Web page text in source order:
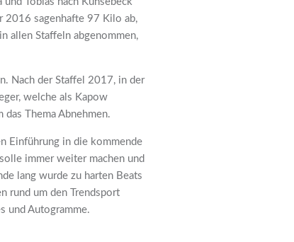
2016 sagenhafte 97 Kilo ab,
allen Staffeln abgenommen,
Nach der Staffel 2017, in der
welche als Kapow
Thema Abnehmen.
Einführung in die kommende
immer weiter machen und
lang wurde zu harten Beats
rund um den Trendsport
und Autogramme.